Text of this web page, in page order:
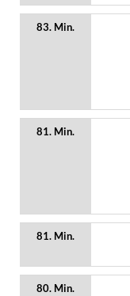
83. Min.
81. Min.
81. Min.
80. Min.